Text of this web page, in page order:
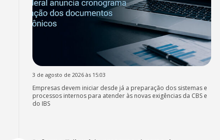
3 de agosto de 2026 às 15:03
Empresas devem iniciar desde já a preparação dos sistemas e
processos internos para atender às novas exigências da CBS e
do IBS